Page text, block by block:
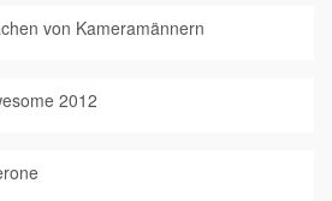
von Kameramännern
2012